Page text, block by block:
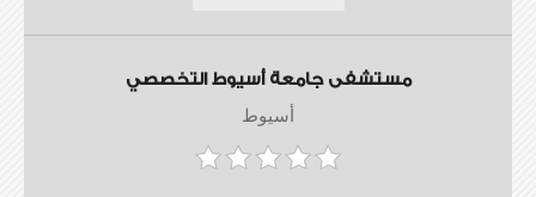
مستشفى جامعة أسيوط التخصصي
أسيوط